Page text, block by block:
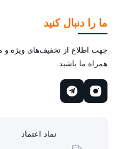
ما را دنبال کنید
جهت اطلاع از تخفیف‌های ویژه
همراه ما باشید.
نماد اعتماد